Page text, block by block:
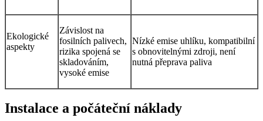
Ekologické
aspekty
Závislost na
fosilních palivech,
rizika spojená se
skladováním,
vysoké emise
Nízké emise uhlíku, kompatibilní
s obnovitelnými zdroji, není
nutná přeprava paliva
Instalace a počáteční náklady